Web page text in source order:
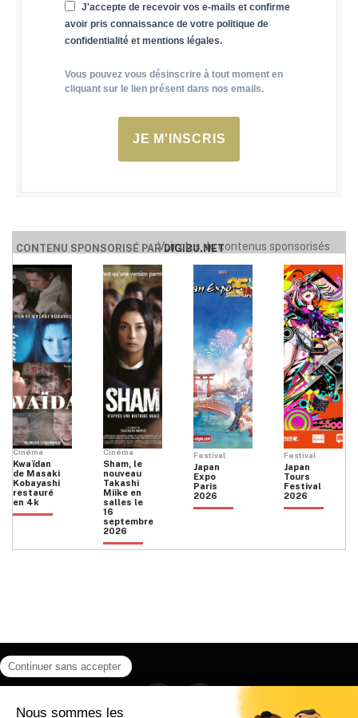
J'accepte de recevoir vos e-mails et confirme
avoir pris connaissance de votre politique de
confidentialité et mentions légales.
Vous pouvez vous désinscrire à tout moment en
cliquant sur le lien présent dans nos emails.
JE M'INSCRIS
CONTENU SPONSORISÉ PARDIGIBU.NET
Voir plus de contenus sponsorisés
Cinéma
Kwaïdan
de Masaki
Kobayashi
restauré
en 4k
Cinéma
Sham, le
nouveau
Takashi
Miike en
salles le
16
septembre
2026
Festival
Japan
Expo
Paris
2026
Festival
Japan
Tours
Festival
2026
Instagram